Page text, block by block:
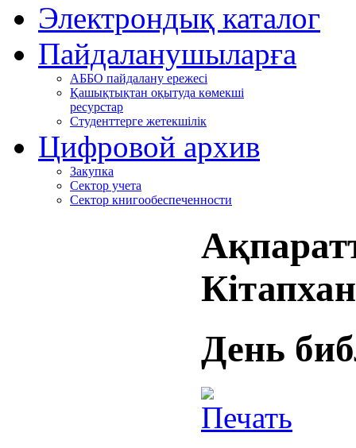
Электрондық каталог
Пайдаланушыларға
АББО пайдалану ережесі
Қашықтықтан оқытуда көмекші
ресурстар
Студенттерге жетекшілік
Цифровой архив
Закупка
Сектор учета
Сектор книгообеспеченности
День